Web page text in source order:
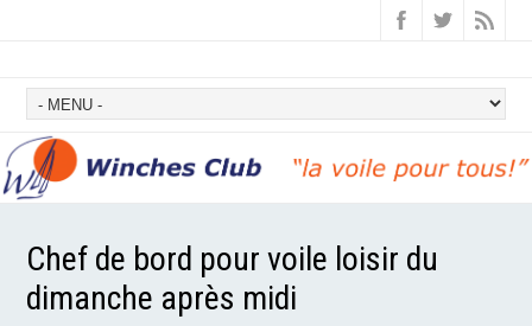
Chef de bord pour voile loisir du
dimanche après midi